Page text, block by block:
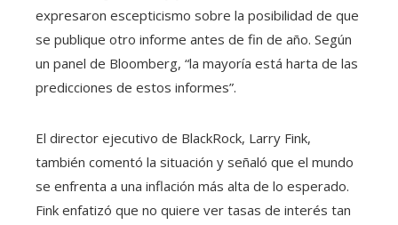
expresaron escepticismo sobre la posibilidad de que
se publique otro informe antes de fin de año. Según
un panel de Bloomberg, “la mayoría está harta de las
predicciones de estos informes”.
El director ejecutivo de BlackRock, Larry Fink,
también comentó la situación y señaló que el mundo
se enfrenta a una inflación más alta de lo esperado.
Fink enfatizó que no quiere ver tasas de interés tan